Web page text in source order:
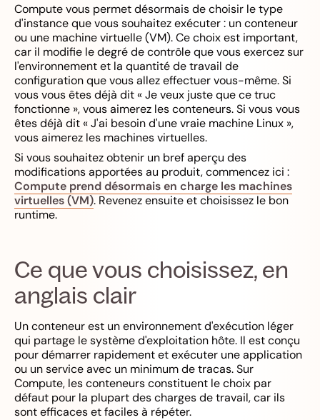
Compute vous permet désormais de choisir le type
d'instance que vous souhaitez exécuter : un conteneur
ou une machine virtuelle (VM). Ce choix est important,
car il modifie le degré de contrôle que vous exercez sur
l'environnement et la quantité de travail de
configuration que vous allez effectuer vous-même. Si
vous vous êtes déjà dit « Je veux juste que ce truc
fonctionne », vous aimerez les conteneurs. Si vous vous
êtes déjà dit « J'ai besoin d'une vraie machine Linux »,
vous aimerez les machines virtuelles.
Si vous souhaitez obtenir un bref aperçu des
modifications apportées au produit, commencez ici :
Compute prend désormais en charge les machines
virtuelles (VM). Revenez ensuite et choisissez le bon
runtime.
Ce que vous choisissez, en
anglais clair
Un conteneur est un environnement d'exécution léger
qui partage le système d'exploitation hôte. Il est conçu
pour démarrer rapidement et exécuter une application
ou un service avec un minimum de tracas. Sur
Compute, les conteneurs constituent le choix par
défaut pour la plupart des charges de travail, car ils
sont efficaces et faciles à répéter.